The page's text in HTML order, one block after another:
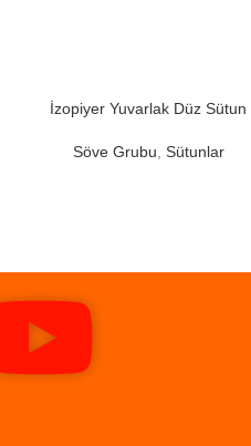
İzopiyer Yuvarlak Düz Sütun
Söve Grubu Sütunlar